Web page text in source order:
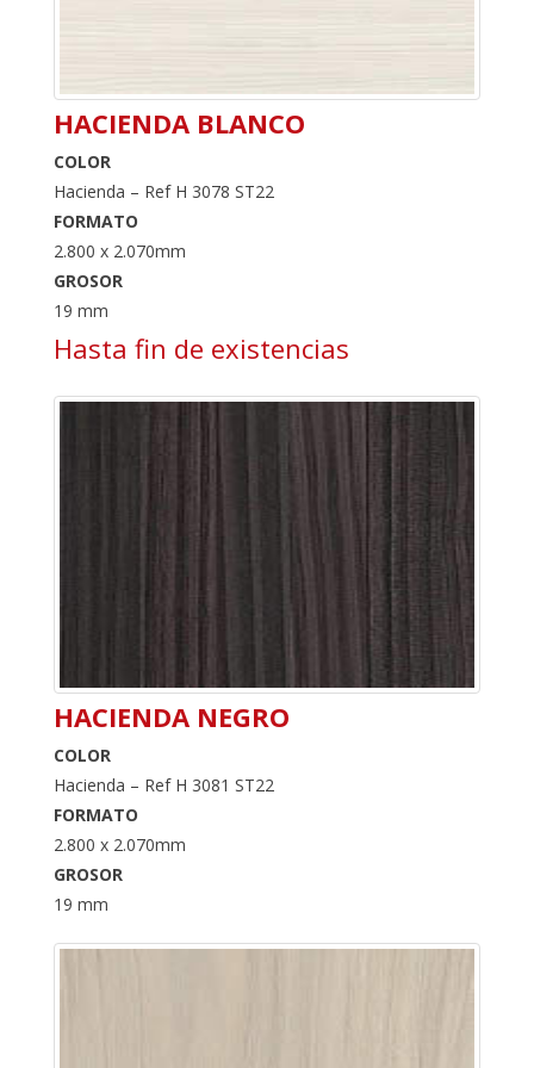
HACIENDA BLANCO
COLOR
Hacienda – Ref H 3078 ST22
FORMATO
2.800 x 2.070mm
GROSOR
19 mm
Hasta fin de existencias
HACIENDA NEGRO
COLOR
Hacienda – Ref H 3081 ST22
FORMATO
2.800 x 2.070mm
GROSOR
19 mm